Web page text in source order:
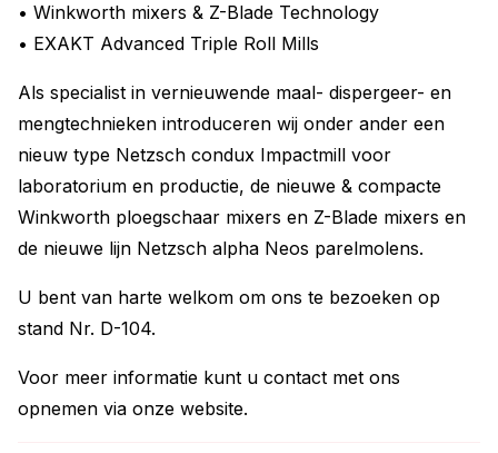
• Winkworth mixers & Z-Blade Technology
• EXAKT Advanced Triple Roll Mills
Als specialist in vernieuwende maal- dispergeer- en
mengtechnieken introduceren wij onder ander een
nieuw type Netzsch condux Impactmill voor
laboratorium en productie, de nieuwe & compacte
Winkworth ploegschaar mixers en Z-Blade mixers en
de nieuwe lijn Netzsch alpha Neos parelmolens.
U bent van harte welkom om ons te bezoeken op
stand Nr. D-104.
Voor meer informatie kunt u contact met ons
opnemen via onze website.